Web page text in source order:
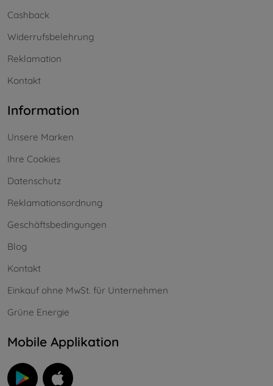
Cashback
Widerrufsbelehrung
Reklamation
Kontakt
Information
Unsere Marken
Ihre Cookies
Datenschutz
Reklamationsordnung
Geschäftsbedingungen
Blog
Kontakt
Einkauf ohne MwSt. für Unternehmen
Grüne Energie
Mobile Applikation